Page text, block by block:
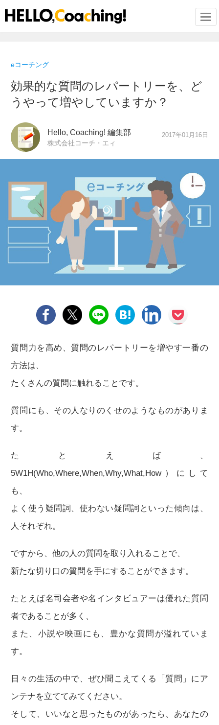
eコーチング
効果的な質問のレパートリーを、ど
うやって増やしていますか？
Hello, Coaching! 編集部
株式会社コーチ・エィ
2017年01月16日
質問力を高め、質問のレパートリーを増やす一番の
方法は、
たくさんの質問に触れることです。
質問にも、その人なりのくせのようなものがありま
す。
たとえば、
5W1H(Who,Where,When,Why,What,How）にして
も、
よく使う疑問詞、使わない疑問詞といった傾向は、
人それぞれ。
ですから、他の人の質問を取り入れることで、
新たな切り口の質問を手にすることができます。
たとえば名司会者や名インタビュアーは優れた質問
者であることが多く、
また、小説や映画にも、豊かな質問が溢れていま
す。
日々の生活の中で、ぜひ聞こえてくる「質問」にア
ンテナを立ててみてください。
そして、いいなと思ったものがあったら、あなたの